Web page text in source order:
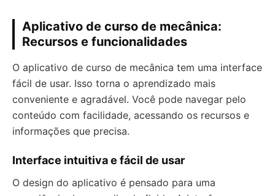
Aplicativo de curso de mecânica:
Recursos e funcionalidades
O aplicativo de curso de mecânica tem uma interface
fácil de usar. Isso torna o aprendizado mais
conveniente e agradável. Você pode navegar pelo
conteúdo com facilidade, acessando os recursos e
informações que precisa.
Interface intuitiva e fácil de usar
O design do aplicativo é pensado para uma